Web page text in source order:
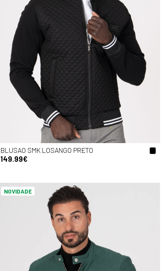
BLUSAO SMK LOSANGO PRETO
149.99€
NOVIDADE